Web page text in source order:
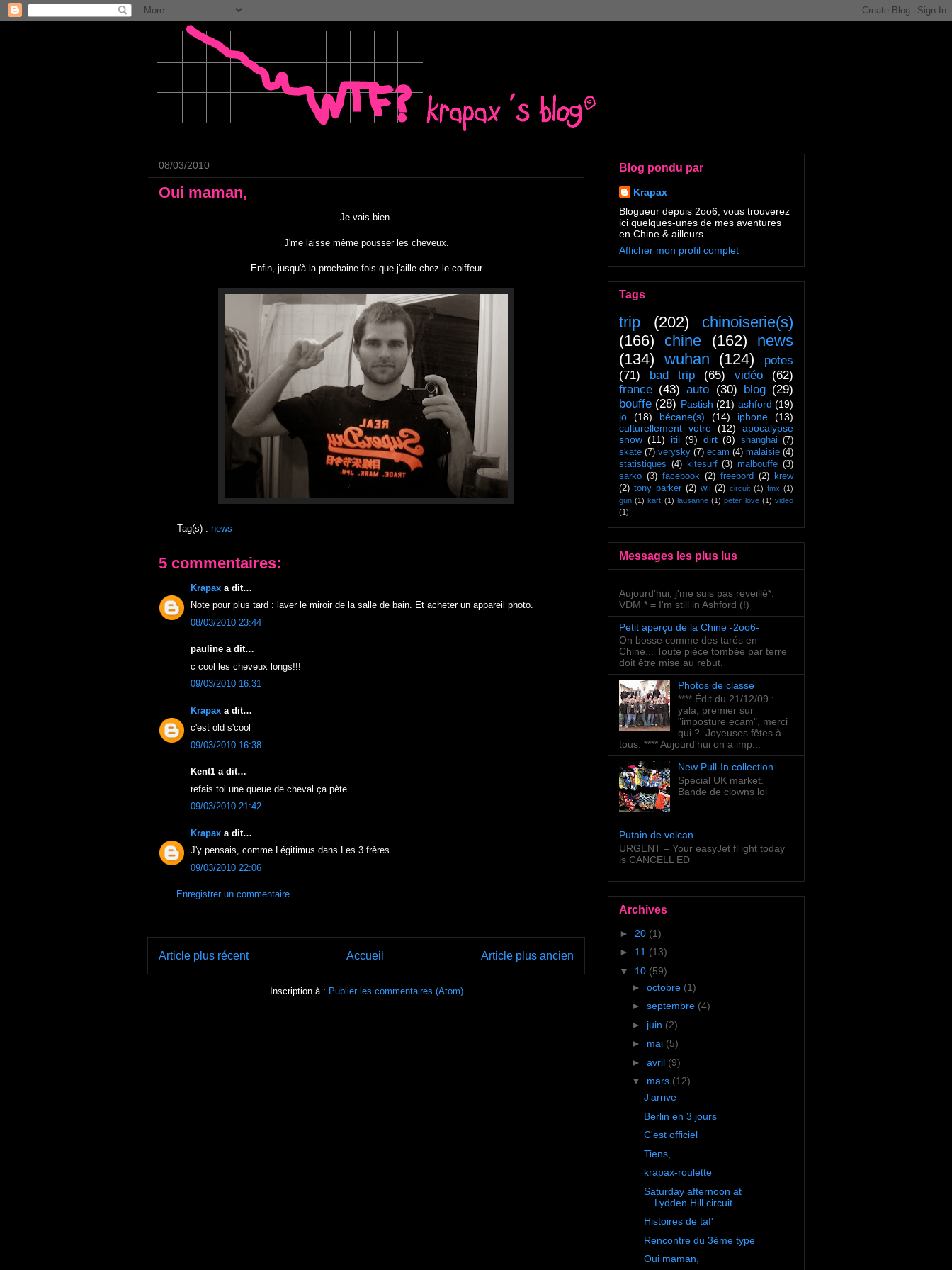
08/03/2010
Oui maman,
Je vais bien.
J'me laisse même pousser les cheveux.
Enfin, jusqu'à la prochaine fois que j'aille chez le coiffeur.
Tag(s) : news
5 commentaires:
Krapax a dit…
Note pour plus tard : laver le miroir de la salle de bain. Et acheter un appareil photo.
08/03/2010 23:44
pauline a dit…
c cool les cheveux longs!!!
09/03/2010 16:31
Krapax a dit…
c'est old s'cool
09/03/2010 16:38
Kent1 a dit…
refais toi une queue de cheval ça pète
09/03/2010 21:42
Krapax a dit…
J'y pensais, comme Légitimus dans Les 3 frères.
09/03/2010 22:06
Enregistrer un commentaire
Article plus récent Article plus ancien
Accueil
Inscription à : Publier les commentaires (Atom)
Blog pondu par
Krapax
Blogueur depuis 2oo6, vous trouverez
ici quelques-unes de mes aventures
en Chine & ailleurs.
Afficher mon profil complet
Tags
trip (202)
chinoiserie(s)
(166)
chine (162)
news
(134) wuhan (124)
potes
(71)
bad trip (65) vidéo
(62)
france (43) auto (30) blog (29)
bouffe (28) Pastish (21) ashford (19)
jo
(18) bécane(s) (14) iphone
(13)
culturellement votre (12)
apocalypse
snow (11) itii (9) dirt (8) shanghai (7)
skate (7) verysky (7) ecam (4) malaisie (4)
statistiques (4) kitesurf (3) malbouffe (3)
sarko (3) facebook (2) freebord (2)
krew
(2) tony parker (2) wii (2) circuit (1) fmx (1)
gun (1) kart (1) lausanne (1) peter love (1) video
(1)
Messages les plus lus
Aujourd'hui, j'me suis pas réveillé*.
VDM * = I'm still in Ashford (!)
Petit aperçu de la Chine -2oo6-
On bosse comme des tarés en
Chine... Toute pièce tombée par terre
doit être mise au rebut.
Photos de classe
**** Édit du 21/12/09 :
yala, premier sur
"imposture ecam", merci
qui ? Joyeuses fêtes à
tous. **** Aujourd'hui on a imp...
New Pull-In collection
Special UK market.
Bande de clowns lol
Putain de volcan
URGENT – Your easyJet fl ight today
is CANCELL ED
Archives
► 20 (1)
► 11 (13)
▼ 10 (59)
► octobre (1)
► septembre (4)
► juin (2)
► mai (5)
► avril (9)
▼ mars (12)
J'arrive
Berlin en 3 jours
C'est officiel
Tiens,
krapax-roulette
Saturday afternoon at
Lydden Hill circuit
Histoires de taf'
Rencontre du 3ème type
Oui maman,